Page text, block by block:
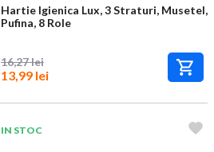
Hartie Igienica Lux, 3 Straturi, Musetel,
Pufina, 8 Role
16,27 lei
13,99 lei
IN STOC